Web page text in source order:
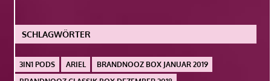
SCHLAGWÖRTER
3IN1 PODS ARIEL
BRANDNOOZ BOX JANUAR 2019